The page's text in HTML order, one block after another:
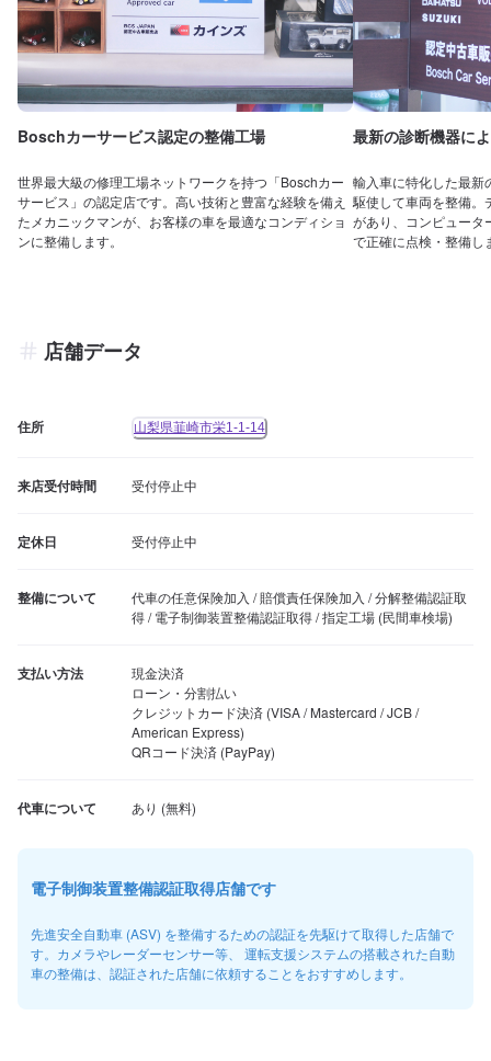
Boschカーサービス認定の整備工場
世界最大級の修理工場ネットワークを持つ「Boschカー
サービス」の認定店です。高い技術と豊富な経験を備え
たメカニックマンが、お客様の車を最適なコンディショ
ンに整備します。
最新の診断機器に
輸入車に特化した最新
駆使して車両を整備。
があり、コンピュータ
で正確に点検・整備し
店舗データ
住所 山梨県韮崎市栄1-1-14
来店受付時間 受付停止中
定休日 受付停止中
整備について
代車の任意保険加入 / 賠償責任保険加入 / 分解整備認証取
得 / 電子制御装置整備認証取得 / 指定工場 (民間車検場)
支払い方法
現金決済
ローン・分割払い
クレジットカード決済 (VISA / Mastercard / JCB /
American Express)
QRコード決済 (PayPay)
代車について
電子制御装置整備認証取得店舗です
先進安全自動車 (ASV) を整備するための認証を先駆けて取得した店舗で
す。カメラやレーダーセンサー等、 運転支援システムの搭載された自動
車の整備は、認証された店舗に依頼することをおすすめします。